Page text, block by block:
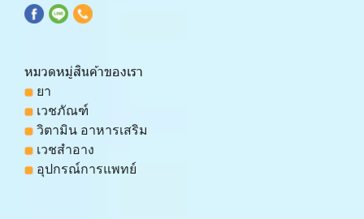
หมวดหมู่สินค้าของเรา
ยา
เวชภัณฑ์
วิตามิน อาหารเสริม
เวชสำอาง
อุปกรณ์การแพทย์